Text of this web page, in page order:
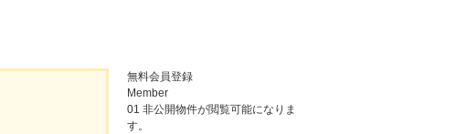
無料会員登録
Member
01 非公開物件が閲覧可能になりま
す。